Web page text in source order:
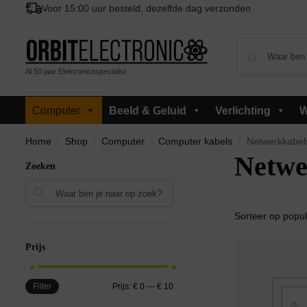
Voor 15:00 uur besteld, dezelfde dag verzonden
Al 50 jaar Elektronicaspecialist
Computer Beeld & Geluid Verlichting
Home Shop Computer Computer kabels
Zoeken
Prijs
Filter Prijs: € 0 — € 10